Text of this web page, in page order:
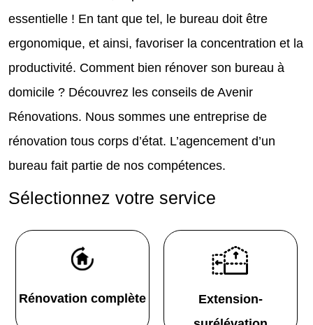
essentielle ! En tant que tel, le bureau doit être
ergonomique, et ainsi, favoriser la concentration et la
productivité. Comment bien rénover son bureau à
domicile ? Découvrez les conseils de Avenir
Rénovations. Nous sommes une entreprise de
rénovation tous corps d’état. L’agencement d’un
bureau fait partie de nos compétences.
Sélectionnez votre service
Rénovation complète
Extension-